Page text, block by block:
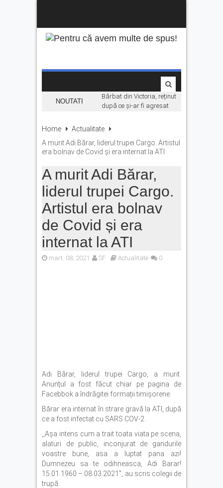
NOUTATI
Bărbat din Victoria, reținut
după ce și-ar fi agresat
Se fac angajări pe șantierul
Makyol DJ104B. Ce se
caută
La Făgăraș, lumina
rămâne aprinsă datorită
investițiilor în energie.
„Economisim deja de ani de
zile”
Autoturism căzut în râul Olt,
la barajul Scoreiu. Șoferul a
reușit să iasă din mașină
Cod Portocaliu de caniculă
Home
Actualitate
A murit Adi Bărar, liderul trupei Cargo. Artistul
era bolnav de Covid și era internat la ATI
A murit Adi Bărar,
liderul trupei Cargo.
Artistul era bolnav
de Covid și era
internat la ATI
mart. 08, 2021 SF Actualitate 0
Adi Bărar, liderul trupei Cargo, a murit.
Anunțul a fost făcut chiar pe pagina de
Facebbok a îndrăgitei formații timișorene.
Bărar era internat în strare gravă la ATI, după
ce a fost infectat cu SARS COV-2.
,,Așa intens cum a trait toata viata pe scena,
alaturi de public, inconjurat de gandurile
voastre bune, asa a luptat pana azi!
Dumnezeu sa te odihneasca, Adi Barar!
15.01.1960 – 08.03.2021″, au scris colegii de
trupă.